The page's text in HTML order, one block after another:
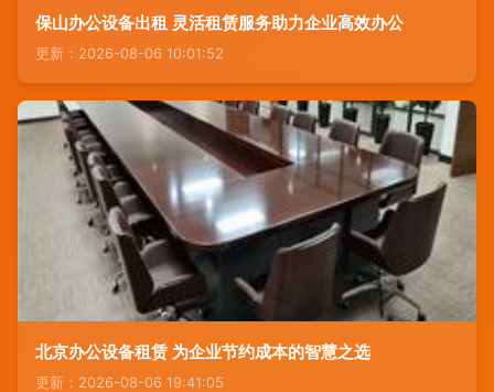
保山办公设备出租 灵活租赁服务助力企业高效办公
更新：2026-08-06 10:01:52
北京办公设备租赁 为企业节约成本的智慧之选
更新：2026-08-06 19:41:05